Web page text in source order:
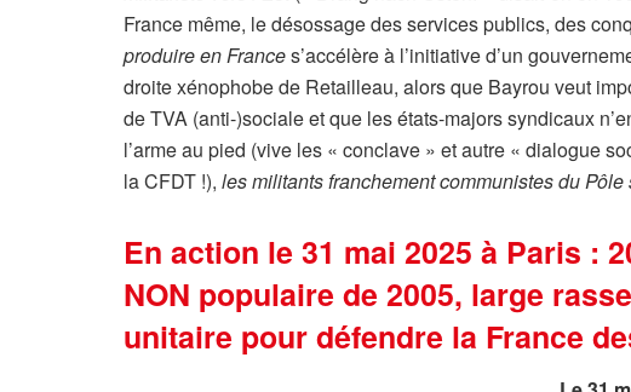
France même, le désossage des services publics, des
produire en Frances’accélère à l’initiative d’un
droite xénophobe de Retailleau, alors que Bayrou veut
de TVA (anti-)sociale et que les états-majors syndicaux
l’arme au pied (vive les « conclave » et autre « dialogue
la CFDT !), les militants franchement communistes du Pôle
En action le 31 mai 2025 à Paris :
NON populaire de 2005, large
unitaire pour défendre la France